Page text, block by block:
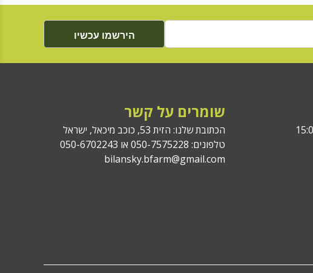
הירשמו עכשיו
שומרים על קשר
הכתובת שלנו: הזית 53, כוכב מיכאל, ישראל
טלפונים: 050-7575228 או 050-6702243
bilansky.bfarm@gmail.com